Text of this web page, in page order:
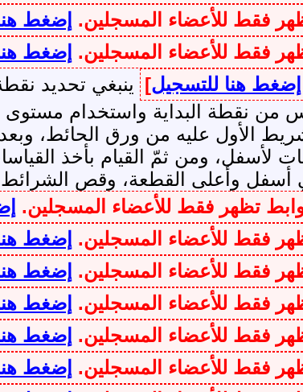
فقط للأعضاء المسجلين. إضغط
فقط للأعضاء المسجلين. إضغط
إضغط هنا للتسجيل] ينبغي تحديد
من نقطة البداية واستخدام
الأول عليه من ورق الحائط،
ومن ثمّ القيام بأخذ
وأعلى القطعة، وقص الشرائط
تظهر فقط للأعضاء المسجلين.
فقط للأعضاء المسجلين. إضغط
فقط للأعضاء المسجلين. إضغط
فقط للأعضاء المسجلين. إضغط
فقط للأعضاء المسجلين. إضغط
فقط للأعضاء المسجلين. إضغط